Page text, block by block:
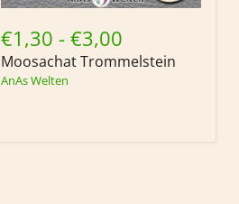
Trommelstein
€1,30 - €3,00
Moosachat Trommelstein
AnAs Welten